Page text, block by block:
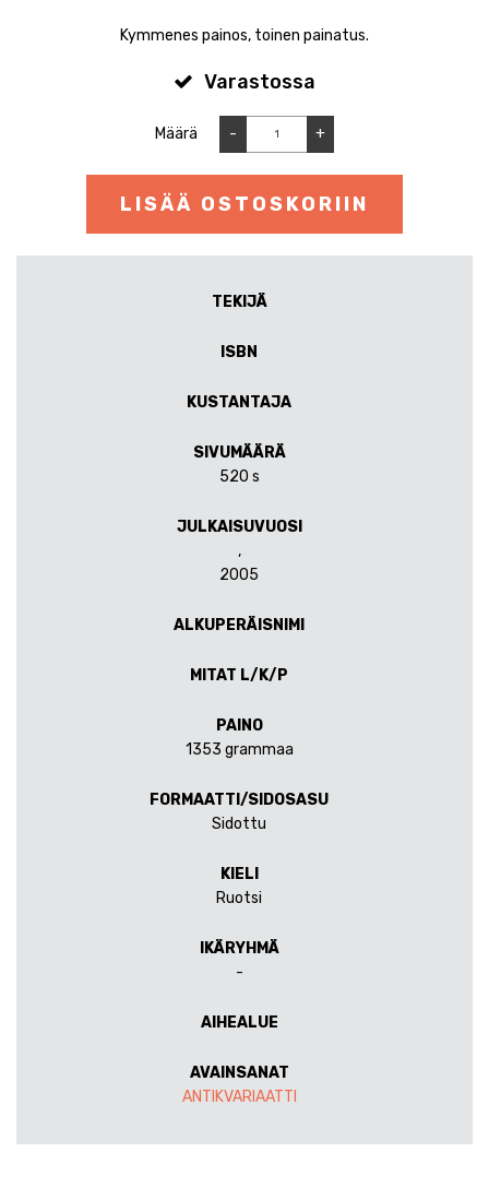
Kymmenes painos, toinen painatus.
Varastossa
Määrä - +
LISÄÄ OSTOSKORIIN
TEKIJÄ
ISBN
KUSTANTAJA
SIVUMÄÄRÄ
520 s
JULKAISUVUOSI
,
2005
ALKUPERÄISNIMI
MITAT L/K/P
PAINO
1353 grammaa
FORMAATTI/SIDOSASU
Sidottu
KIELI
Ruotsi
IKÄRYHMÄ
-
AIHEALUE
AVAINSANAT
ANTIKVARIAATTI